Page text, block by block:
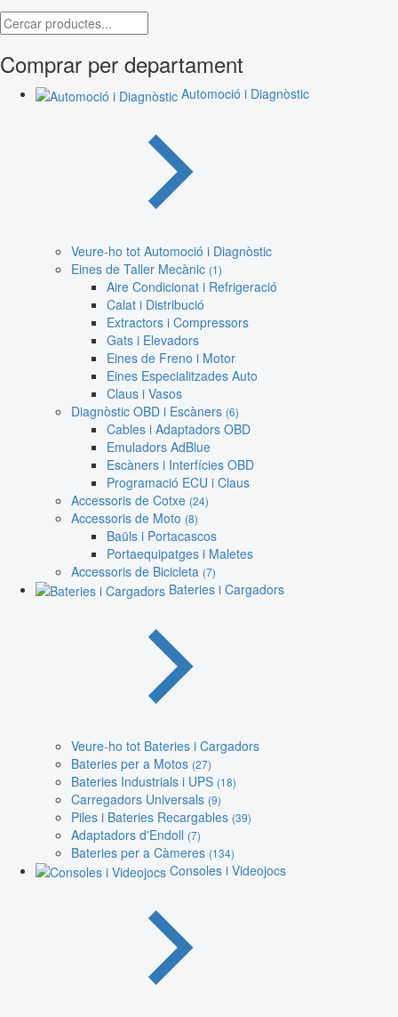
Comprar per departament
Automoció i Diagnòstic
Veure-ho tot Automoció i Diagnòstic
Eines de Taller Mecànic (1)
Aire Condicionat i Refrigeració
Calat i Distribució
Extractors i Compressors
Gats i Elevadors
Eines de Freno i Motor
Eines Especialitzades Auto
Claus i Vasos
Diagnòstic OBD i Escàners (6)
Cables i Adaptadors OBD
Emuladors AdBlue
Escàners i Interfícies OBD
Programació ECU i Claus
Accessoris de Cotxe (24)
Accessoris de Moto (8)
Baüls i Portacascos
Portaequipatges i Maletes
Accessoris de Bicicleta (7)
Bateries i Cargadors
Veure-ho tot Bateries i Cargadors
Bateries per a Motos (27)
Bateries Industrials i UPS (18)
Carregadors Universals (9)
Piles i Bateries Recargables (39)
Adaptadors d'Endoll (7)
Bateries per a Càmeres (134)
Consoles i Videojocs